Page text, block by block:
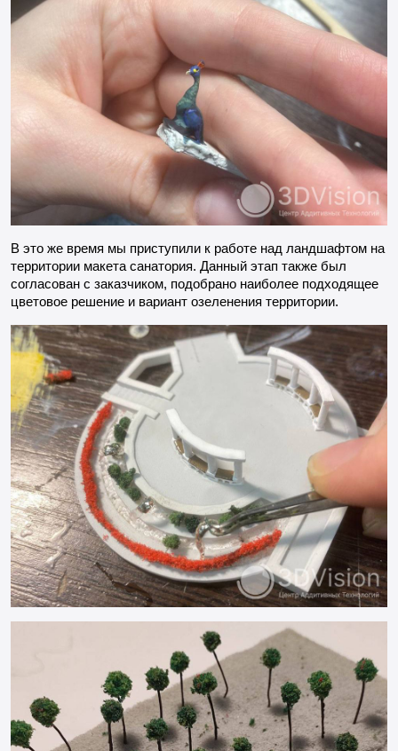
В это же время мы приступили к работе над ландшафтом на
территории макета санатория. Данный этап также был
согласован с заказчиком, подобрано наиболее подходящее
цветовое решение и вариант озеленения территории.